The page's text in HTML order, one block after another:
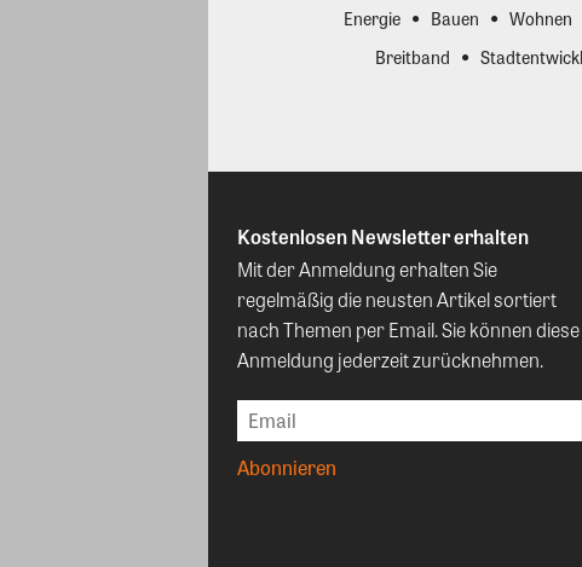
Energie Bauen Wohnen
Breitband
Kostenlosen Newsletter erhalten
Mit der Anmeldung erhalten Sie
regelmäßig die neusten Artikel sortiert
nach Themen per Email. Sie können diese
Anmeldung jederzeit zurücknehmen.